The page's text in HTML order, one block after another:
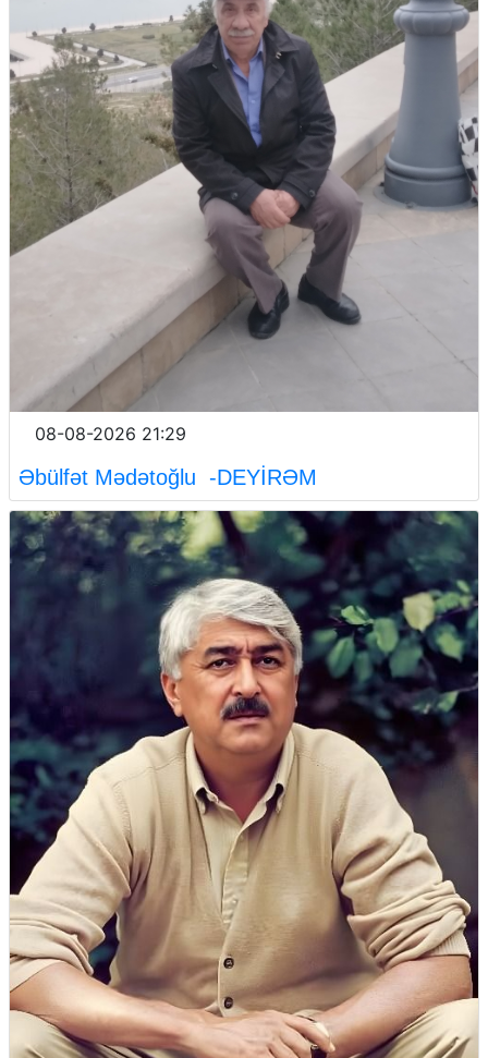
08-08-2026 21:29
Əbülfət Mədətoğlu -DEYİRƏM